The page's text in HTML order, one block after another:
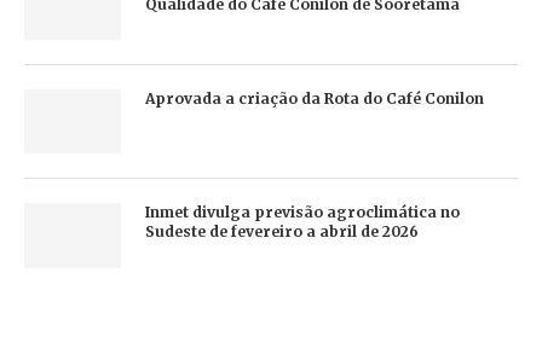
Qualidade do Café Conilon de Sooretama
Aprovada a criação da Rota do Café Conilon
Inmet divulga previsão agroclimática no
Sudeste de fevereiro a abril de 2026